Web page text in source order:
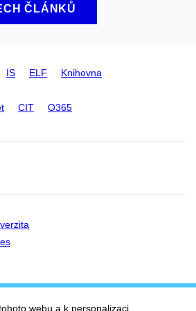
ČLÁNKŮ
IS ELF Knihovna
CIT O365
webu a k personalizaci